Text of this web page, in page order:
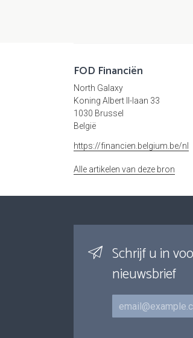
FOD Financiën
North Galaxy
Koning Albert II-laan 33
1030 Brussel
België
https://financien.belgium.be/nl
Alle artikelen van deze bron
Schrijf u in
nieuwsbrief
E-mail